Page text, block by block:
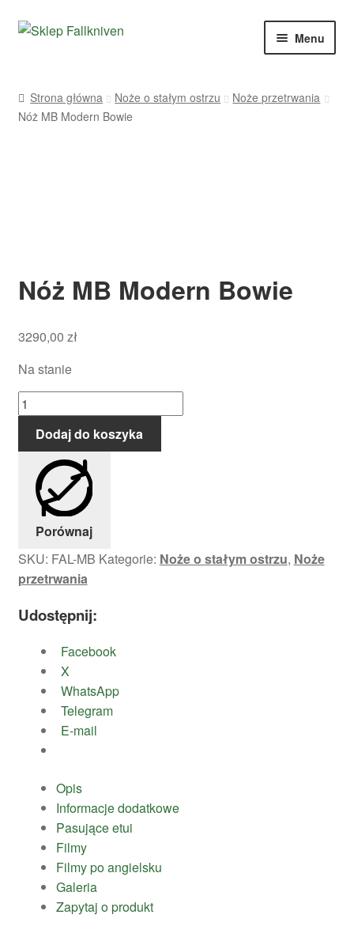
Przejdź
Przejdź
Menu
Blog
Kontakt
Strona główna Noże o stałym ostrzu
Noże przetrwania
Nóż MB Modern Bowie
Nóż MB Modern Bowie
3290,00 zł
Na stanie
ilość
Nóż
Modern
Bowie
Dodaj do koszyka
Porównaj
SKU: FAL-MB Kategorie: Noże o stałym ostrzu, Noże
przetrwania
Udostępnij:
Facebook
X
WhatsApp
Telegram
E-mail
Opis
Informacje dodatkowe
Pasujące etui
Filmy
Filmy po angielsku
Galeria
Zapytaj o produkt